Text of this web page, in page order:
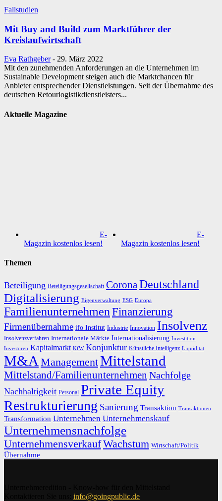
Fallstudien
Mit Buy and Build zum Marktführer der
Kreislaufwirtschaft
Eva Rathgeber - 29. März 2022
Mit den zunehmenden Anforderungen an die Unternehmen im
Sustainable Development steigen auch die Marktchancen für
Anbieter entsprechender Dienstleistungen. Seit der Übernahme des
deutschen Retourlogistikdienstleisters...
Aktuelle Magazine
E-
Magazin kostenlos lesen!
E-
Magazin kostenlos lesen!
Themen
Beteiligung Beteiligungsgesellschaft CoronaDeutschland
Digitalisierung Eigenverwaltung ESG Europa
FamilienunternehmenFinanzierung
Firmenübernahme ifo Institut Industrie Innovation Insolvenz
Insolvenzverfahren Internationale Märkte Internationalisierung Investition
Investoren Kapitalmarkt KfW Konjunktur Künstliche Intelligenz Liquidität
M&AManagementMittelstand
Mittelstand/Familienunternehmen Nachfolge
Nachhaltigkeit Personal Private Equity
Restrukturierung Sanierung Transaktion Transaktionen
Transformation Unternehmen Unternehmenskauf
Unternehmensnachfolge
UnternehmensverkaufWachstum Wirtschaft/Politik
Übernahme
info@goingpublic.de